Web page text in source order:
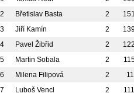
2
Břetislav Basta 2
3
Jiří Kamín 2
4
Pavel Žibřid 2
5
Martin Sobala 2
6
Milena Filipová 2
7
Luboš Vencl 2